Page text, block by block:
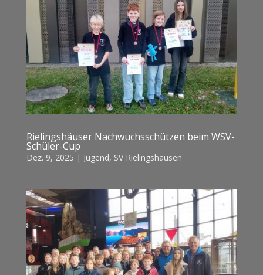
Rielingshäuser Nachwuchsschützen beim WSV-
Schüler-Cup
Dez. 9, 2025 | Jugend, SV Rielingshausen